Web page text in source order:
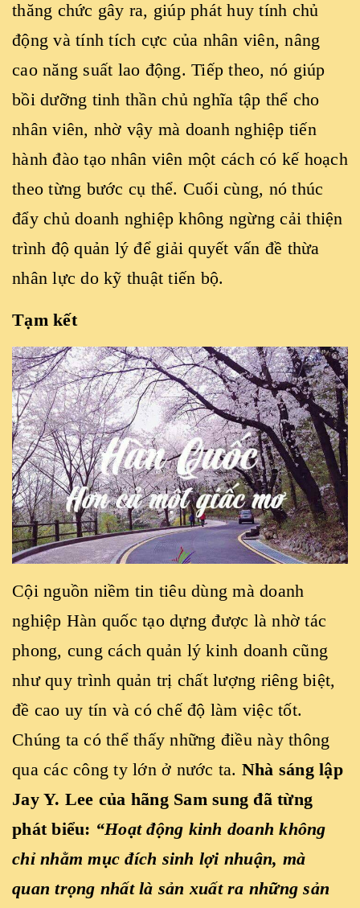
thăng chức gây ra, giúp phát huy tính chủ
động và tính tích cực của nhân viên, nâng
cao năng suất lao động. Tiếp theo, nó giúp
bồi dưỡng tinh thần chủ nghĩa tập thể cho
nhân viên, nhờ vậy mà doanh nghiệp tiến
hành đào tạo nhân viên một cách có kế hoạch
theo từng bước cụ thể. Cuối cùng, nó thúc
đẩy chủ doanh nghiệp không ngừng cải thiện
trình độ quản lý để giải quyết vấn đề thừa
nhân lực do kỹ thuật tiến bộ.
Tạm kết
Cội nguồn niềm tin tiêu dùng mà doanh
nghiệp Hàn quốc tạo dựng được là nhờ tác
phong, cung cách quản lý kinh doanh cũng
như quy trình quản trị chất lượng riêng biệt,
đề cao uy tín và có chế độ làm việc tốt.
Chúng ta có thể thấy những điều này thông
qua các công ty lớn ở nước ta. Nhà sáng lập
Jay Y. Lee của hãng Sam sung đã từng
phát biểu: “Hoạt động kinh doanh không
chỉ nhằm mục đích sinh lợi nhuận, mà
quan trọng nhất là sản xuất ra những sản